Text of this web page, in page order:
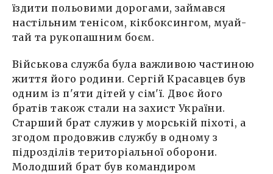
їздити польовими дорогами, займався
настільним тенісом, кікбоксингом, муай-
тай та рукопашним боєм.
Військова служба була важливою частиною
життя його родини. Сергій Красавцев був
одним із п'яти дітей у сім'ї. Двоє його
братів також стали на захист України.
Старший брат служив у морській піхоті, а
згодом продовжив службу в одному з
підрозділів територіальної оборони.
Молодший брат був командиром